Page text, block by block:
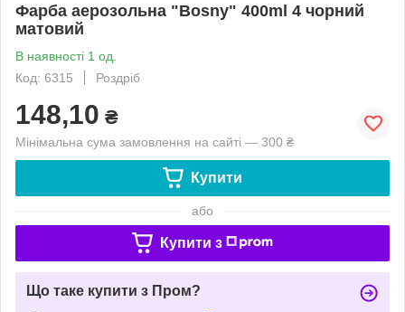
Фарба аерозольна "Bosny" 400ml 4 чорний
матовий
В наявності 1 од.
Код: 6315
Роздріб
148,10 ₴
Мінімальна сума замовлення на сайті — 300 ₴
Купити
або
Купити з
Що таке купити з Пром?